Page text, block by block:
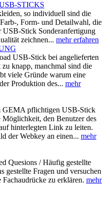
STICKS
so individuell sind die
, Form- und Detailwahl, die
Stick Sonderanfertigung
zeichnen... mehr erfahren
USB-Stick bei angelieferten
knapp, manchmal sind die
viele Gründe warum eine
Produktion des... mehr
GEMA pflichtigen USB-Stick
den Benutzer des
hinterlegten Link zu leiten.
der Webkey an einen... mehr
Quesions / Häufig gestellte
gestellte Fragen und versuchen
zu erklären. mehr